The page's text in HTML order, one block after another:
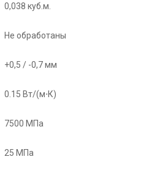
0,038 куб.м.
Не обработаны
+0,5 / -0,7 мм
0.15 Вт/(м⋅К)
7500 МПа
25 МПа